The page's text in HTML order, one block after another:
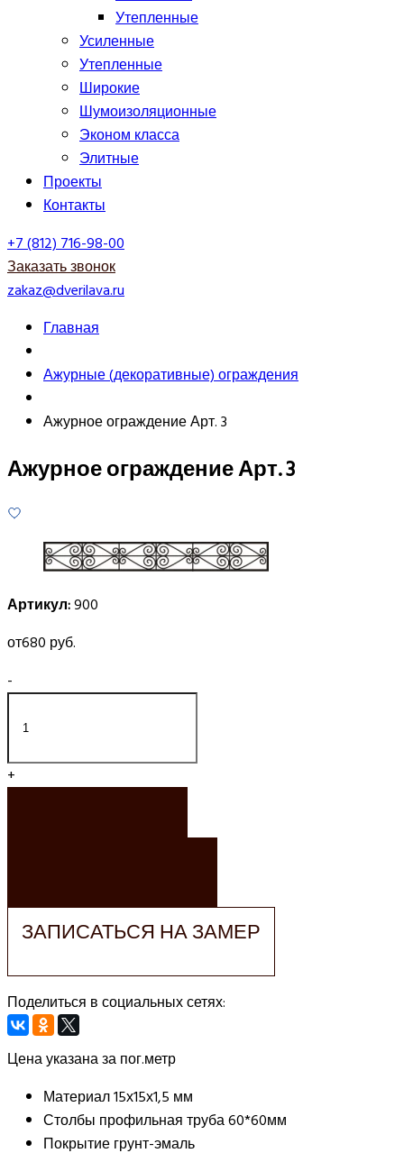
Утепленные
Усиленные
Утепленные
Широкие
Шумоизоляционные
Эконом класса
Элитные
Проекты
Контакты
+7 (812) 716-98-00
Заказать звонок
zakaz@dverilava.ru
Главная
Ажурные (декоративные) ограждения
Ажурное ограждение Арт. 3
Ажурное ограждение Арт. 3
Артикул:900
от680 руб.
-
+
ЗАПИСАТЬСЯ НА ЗАМЕР
Поделиться в социальных сетях:
Цена указана за пог.метр
Материал15х15х1,5 мм
Столбы профильная труба 60*60мм
Покрытиегрунт-эмаль